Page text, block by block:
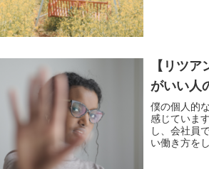
れて都会へ
【リツ
がいい人
僕の個人的
感じていま
し、会社員
い働き方を